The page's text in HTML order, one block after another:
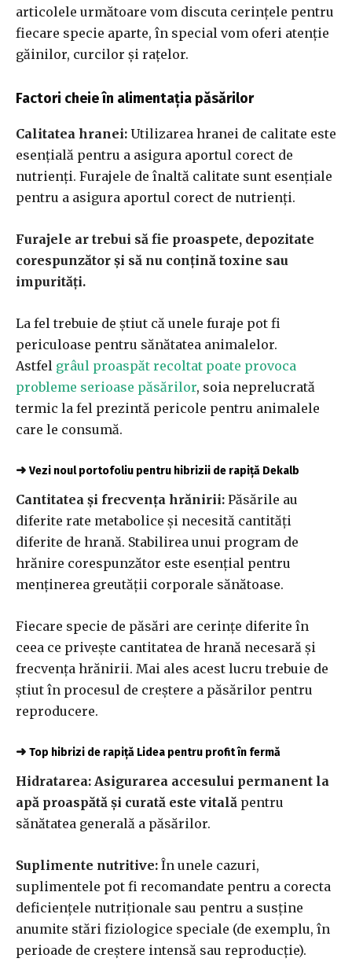
articolele următoare vom discuta cerințele pentru
fiecare specie aparte, în special vom oferi atenție
găinilor, curcilor și rațelor.
Factori cheie în alimentația păsărilor
Calitatea hranei: Utilizarea hranei de calitate este
esențială pentru a asigura aportul corect de
nutrienți. Furajele de înaltă calitate sunt esențiale
pentru a asigura aportul corect de nutrienți.
Furajele ar trebui să fie proaspete, depozitate
corespunzător și să nu conțină toxine sau
impurități.
La fel trebuie de știut că unele furaje pot fi
periculoase pentru sănătatea animalelor.
Astfel grâul proaspăt recoltat poate provoca
probleme serioase păsărilor, soia neprelucrată
termic la fel prezintă pericole pentru animalele
care le consumă.
➜ Vezi noul portofoliu pentru hibrizii de rapiță Dekalb
Cantitatea și frecvența hrănirii: Păsările au
diferite rate metabolice și necesită cantități
diferite de hrană. Stabilirea unui program de
hrănire corespunzător este esențial pentru
menținerea greutății corporale sănătoase.
Fiecare specie de păsări are cerințe diferite în
ceea ce privește cantitatea de hrană necesară și
frecvența hrănirii. Mai ales acest lucru trebuie de
știut în procesul de creștere a păsărilor pentru
reproducere.
➜ Top hibrizi de rapiță Lidea pentru profit în fermă
Hidratarea: Asigurarea accesului permanent la
apă proaspătă și curată este vitală pentru
sănătatea generală a păsărilor.
Suplimente nutritive: În unele cazuri,
suplimentele pot fi recomandate pentru a corecta
deficiențele nutriționale sau pentru a susține
anumite stări fiziologice speciale (de exemplu, în
perioade de creștere intensă sau reproducție).